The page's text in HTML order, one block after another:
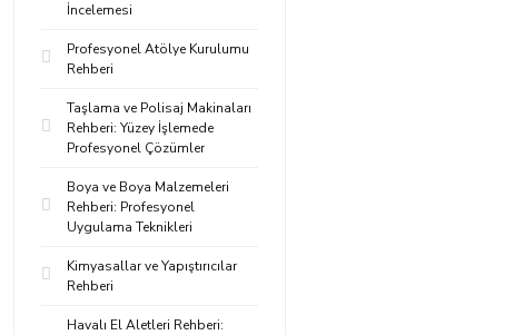
İncelemesi
Profesyonel Atölye Kurulumu
Rehberi
Taşlama ve Polisaj Makinaları
Rehberi: Yüzey İşlemede
Profesyonel Çözümler
Boya ve Boya Malzemeleri
Rehberi: Profesyonel
Uygulama Teknikleri
Kimyasallar ve Yapıştırıcılar
Rehberi
Havalı El Aletleri Rehberi: